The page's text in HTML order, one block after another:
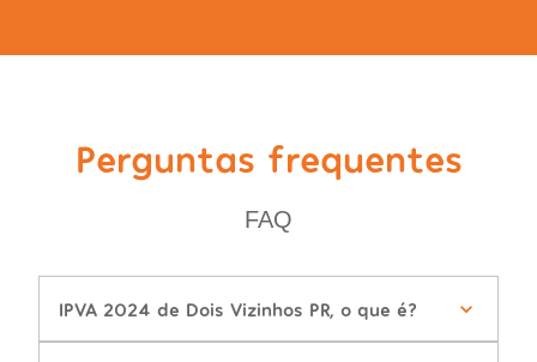
Perguntas frequentes
FAQ
IPVA 2024 de Dois Vizinhos PR, o que é?